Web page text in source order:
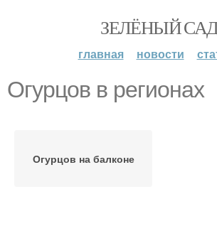
ЗЕЛЁНЫЙ
главная новости
Огурцов в регионах
Огурцов на балконе